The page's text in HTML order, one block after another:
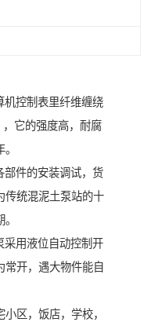
控制表里纤维缠绕
它的强度高，耐腐
件的安装调试，货
传统混泥土泵站的十
用液位自动控制开
常开，遇大物件能自
区，饭店，学校，